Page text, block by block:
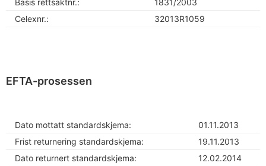
Basis rettsaktnr.:
1831/2003
Celexnr.:
32013R1059
EFTA-prosessen
Dato mottatt standardskjema:
01.11.2013
Frist returnering standardskjema:
19.11.2013
Dato returnert standardskjema:
12.02.2014